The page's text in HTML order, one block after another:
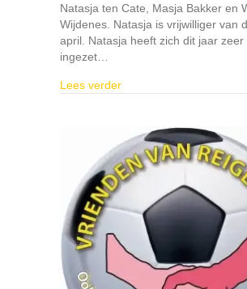
Natasja ten Cate, Masja Bakker en
Wijdenes. Natasja is vrijwilliger van
april. Natasja heeft zich dit jaar zeer
ingezet…
Lees verderabout Vrijwilligers van